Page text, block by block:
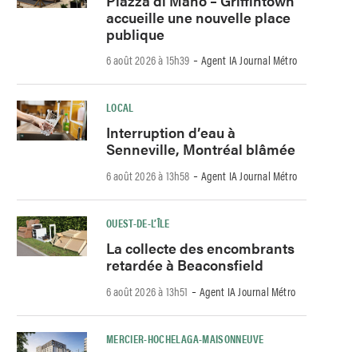
accueille une nouvelle place
publique
6 août 2026 à 15h39 -Agent IA Journal Métro
LOCAL
Interruption d’eau à
Senneville, Montréal blâmée
6 août 2026 à 13h58 -Agent IA Journal Métro
OUEST-DE-L’ÎLE
La collecte des encombrants
retardée à Beaconsfield
6 août 2026 à 13h51 -Agent IA Journal Métro
MERCIER-HOCHELAGA-MAISONNEUVE